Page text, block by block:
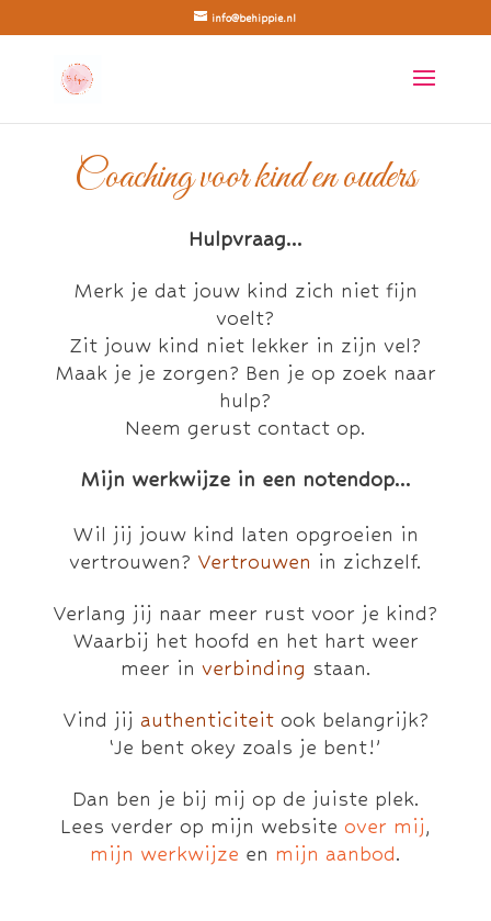
info@behippie.nl
Coaching voor kind en ouders
Hulpvraag…
Merk je dat jouw kind zich niet fijn
voelt?
Zit jouw kind niet lekker in zijn vel?
Maak je je zorgen? Ben je op zoek naar
hulp?
Neem gerust contact op.
Mijn werkwijze in een notendop…
Wil jij jouw kind laten opgroeien in
vertrouwen? Vertrouwen in zichzelf.
Verlang jij naar meer rust voor je kind?
Waarbij het hoofd en het hart weer
meer in verbinding staan.
Vind jij authenticiteitook belangrijk?
‘Je bent okey zoals je bent!’
Dan ben je bij mij op de juiste plek.
Lees verder op mijn website over mij,
mijn werkwijze en mijn aanbod.